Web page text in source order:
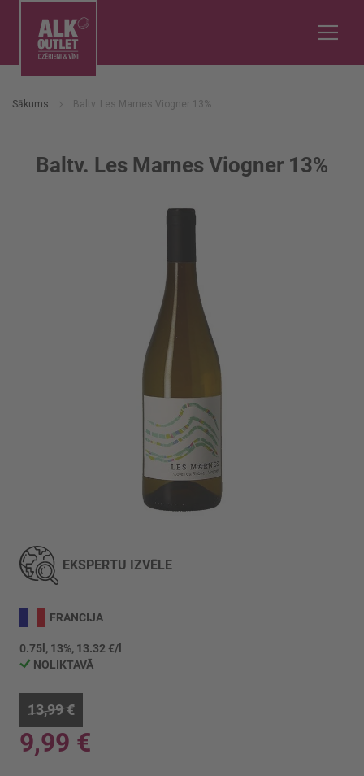
Sākums Baltv. Les Marnes Viogner 13%
Baltv. Les Marnes Viogner 13%
uz
galerijas
sākumu
EKSPERTU IZVĒLE
FRANCIJA
0.75l, 13%, 13.32 €/l
NOLIKTAVĀ
13,99 €
9,99 €